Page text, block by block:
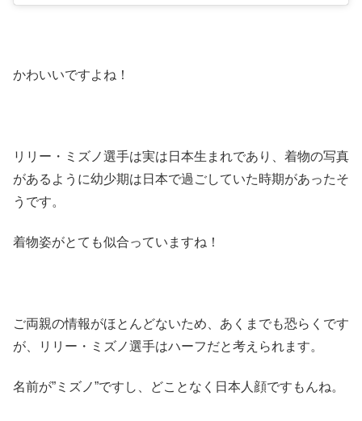
かわいいですよね！
リリー・ミズノ選手は実は日本生まれであり、着物の写真
があるように幼少期は日本で過ごしていた時期があったそ
うです。
着物姿がとても似合っていますね！
ご両親の情報がほとんどないため、あくまでも恐らくです
が、リリー・ミズノ選手はハーフだと考えられます。
名前が”ミズノ”ですし、どことなく日本人顔ですもんね。